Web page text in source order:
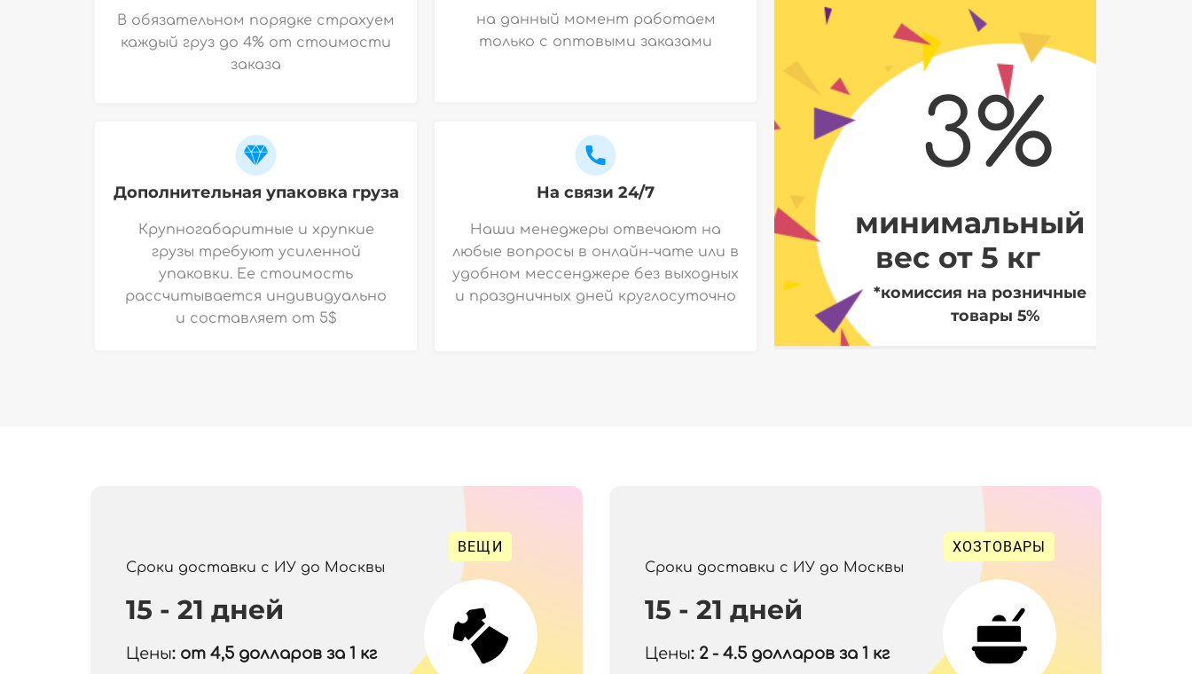
В обязательном порядке страхуем
каждый груз до 4% от стоимости
заказа
Дополнительная упаковка груза
Крупногабаритные и хрупкие
грузы требуют усиленной
упаковки. Ее стоимость
рассчитывается индивидуально
и составляет от 5$
на данный момент работаем
только с оптовыми заказами
На связи 24/7
Наши менеджеры отвечают на
любые вопросы в онлайн-чате или в
удобном мессенджере без выходных
и праздничных дней круглосуточно
3%
минимальный
вес от 5 кг
*комиссия на розничные
товары 5%
Сроки доставки с ИУ до Москвы
15 - 21 дней
Цены: от 4,5 долларов за 1 кг
ВЕЩИ
Сроки доставки с ИУ до Москвы
15 - 21 дней
Цены: 2 - 4.5 долларов за 1 кг
ХОЗТОВАРЫ